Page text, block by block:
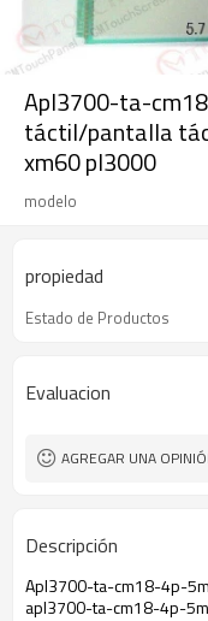
Apl3700-ta-
táctil/pantalla
xm60 pl3000
modelo
propiedad
Estado de Productos
Evaluacion
AGREGAR UNA
Descripción
Apl3700-ta-cm18-4p-
apl3700-ta-cm18-4p-